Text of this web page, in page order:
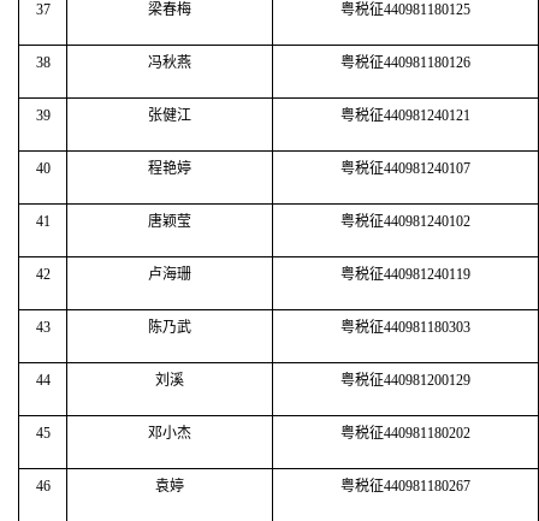
37 梁春梅 粤税征440981180125
38 冯秋燕 粤税征440981180126
39 张健江 粤税征440981240121
40 程艳婷 粤税征440981240107
41 唐颖莹 粤税征440981240102
42 卢海珊 粤税征440981240119
43 陈乃武 粤税征440981180303
44 刘溪 粤税征440981200129
45 邓小杰 粤税征440981180202
46 袁婷 粤税征440981180267